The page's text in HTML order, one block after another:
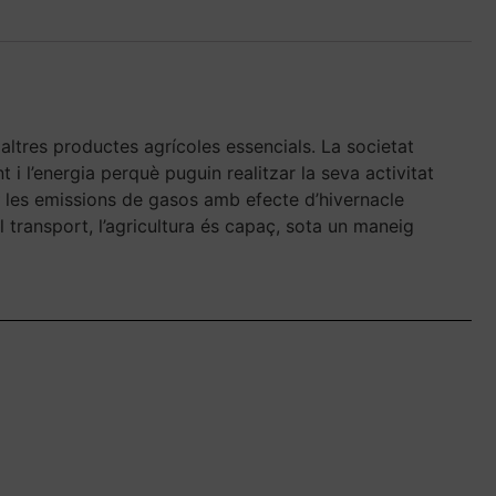
productes agrícoles essencials. La societat
i l’energia perquè puguin realitzar la seva activitat
emissions de gasos amb efecte d’hivernacle
l’agricultura és capaç, sota un maneig